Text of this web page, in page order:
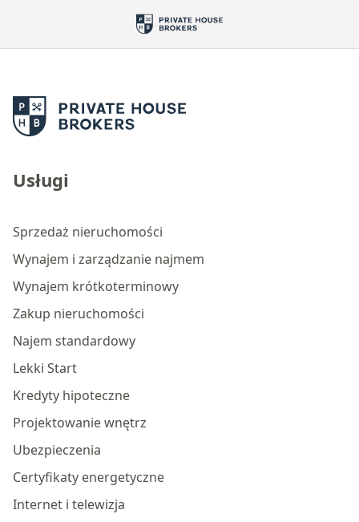
Usługi
Sprzedaż nieruchomości
Wynajem i zarządzanie najmem
Wynajem krótkoterminowy
Zakup nieruchomości
Najem standardowy
Lekki Start
Kredyty hipoteczne
Projektowanie wnętrz
Ubezpieczenia
Certyfikaty energetyczne
Internet i telewizja